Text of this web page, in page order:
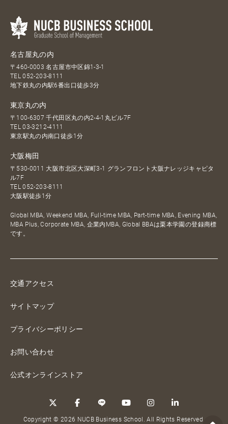
名古屋丸の内
〒460-0003 名古屋市中区錦1-3-1
TEL052-203-8111
地下鉄丸の内駅6番出口徒歩3分
東京丸の内
〒100-6307 千代田区丸の内2-4-1丸ビル7F
TEL03-3212-4111
東京駅丸の内南口徒歩1分
大阪梅田
〒530-0011 大阪市北区大深町3-1 グランフロント大阪ナレッジキャピタ
ル7F
TEL052-203-8111
大阪駅徒歩1分
Global MBA, Weekend MBA, Full-time MBA, Part-time MBA, Evening MBA,
MBA Plus, Corporate MBA, 企業内MBA, Global BBAは栗本学園の登録商標
です。
交通アクセス
サイトマップ
プライバシーポリシー
お問い合わせ
公式オンラインストア
Copyright © 2026 NUCB Business School. All Rights Reserved.